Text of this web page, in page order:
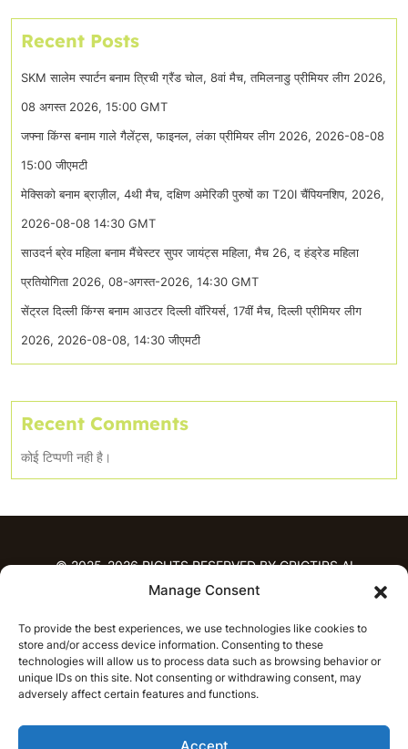
Manage Consent
To provide the best experiences, we use technologies like cookies to
store and/or access device information. Consenting to these
technologies will allow us to process data such as browsing behavior or
unique IDs on this site. Not consenting or withdrawing consent, may
adversely affect certain features and functions.
Accept
Recent Posts
SKM सालेम स्पार्टन बनाम त्रिची ग्रैंड चोल, 8वां मैच, तमिलनाडु प्रीमियर लीग 2026,
08 अगस्त 2026, 15:00 GMT
जफ्ना किंग्स बनाम गाले गैलेंट्स, फाइनल, लंका प्रीमियर लीग 2026, 2026-08-08
15:00 जीएमटी
मेक्सिको बनाम ब्राज़ील, 4थी मैच, दक्षिण अमेरिकी पुरुषों का T20I चैंपियनशिप, 2026,
2026-08-08 14:30 GMT
साउदर्न ब्रेव महिला बनाम मैंचेस्टर सुपर जायंट्स महिला, मैच 26, द हंड्रेड महिला
प्रतियोगिता 2026, 08-अगस्त-2026, 14:30 GMT
सेंट्रल दिल्ली किंग्स बनाम आउटर दिल्ली वॉरियर्स, 17वीं मैच, दिल्ली प्रीमियर लीग
2026, 2026-08-08, 14:30 जीएमटी
Recent Comments
कोई टिप्पणी नही है।
© 2025-2026 RIGHTS RESERVED BY CRICTIPS.AI
भविष्यवाणियाँ
आईपीएल भविष्यवाणियाँ
टी20 लीग भविष्यवाणियाँ
महिला क्रिकेट
नवीनतम क्रिकेट भविष्यवाणियाँ
भविष्यवाणी विश्लेषण
समाचार